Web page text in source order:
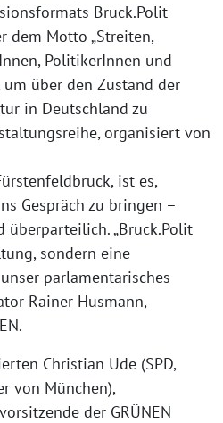
Bruck.Polit
dem Motto „Streiten,
PolitikerInnen und
über den Zustand der
in Deutschland zu
organisiert von
ist es,
Gespräch zu bringen –
überparteilich. „Bruck.Polit
sondern eine
parlamentarisches
Rainer Husmann,
Christian Ude (SPD,
von München),
der GRÜNEN